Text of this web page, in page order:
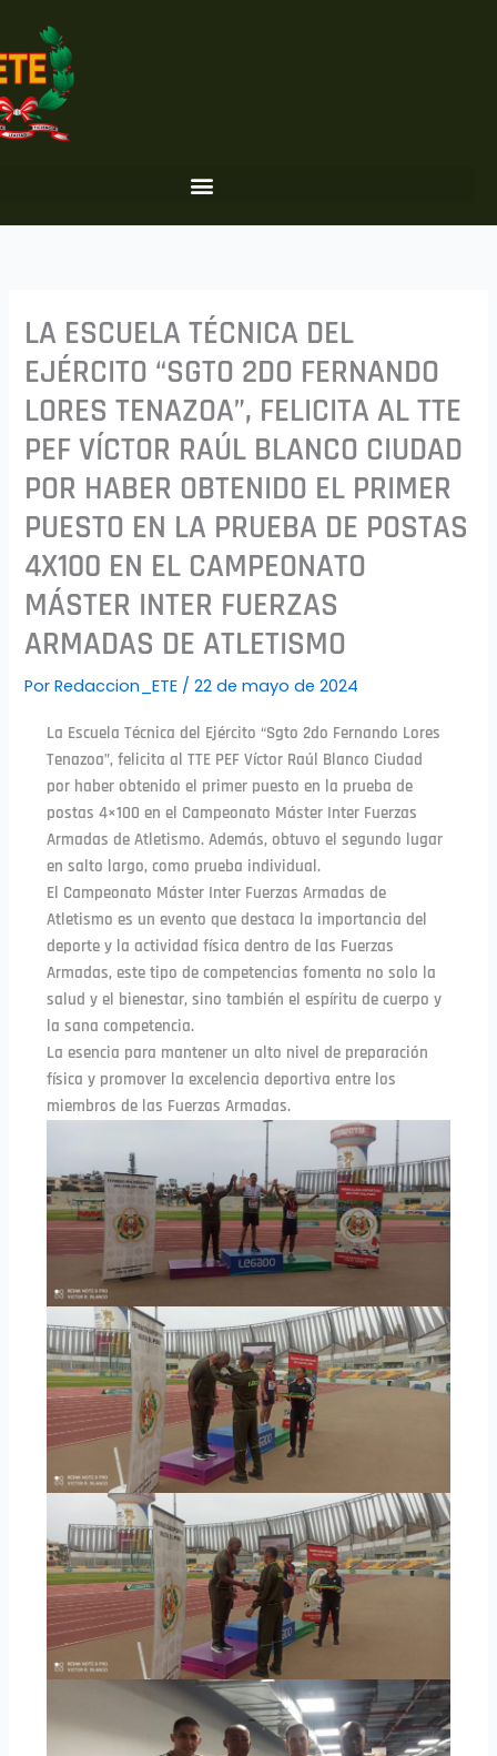
contenido
LA ESCUELA TÉCNICA DEL
EJÉRCITO “SGTO 2DO FERNANDO
LORES TENAZOA”, FELICITA AL TTE
PEF VÍCTOR RAÚL BLANCO CIUDAD
POR HABER OBTENIDO EL PRIMER
PUESTO EN LA PRUEBA DE POSTAS
4X100 EN EL CAMPEONATO
MÁSTER INTER FUERZAS
ARMADAS DE ATLETISMO
PorRedaccion_ETE /22 de mayo de 2024
La Escuela Técnica del Ejército “Sgto 2do Fernando Lores
Tenazoa”, felicita al TTE PEF Víctor Raúl Blanco Ciudad
por haber obtenido el primer puesto en la prueba de
postas 4×100 en el Campeonato Máster Inter Fuerzas
Armadas de Atletismo. Además, obtuvo el segundo lugar
en salto largo, como prueba individual.
El Campeonato Máster Inter Fuerzas Armadas de
Atletismo es un evento que destaca la importancia del
deporte y la actividad física dentro de las Fuerzas
Armadas, este tipo de competencias fomenta no solo la
salud y el bienestar, sino también el espíritu de cuerpo y
la sana competencia.
La esencia para mantener un alto nivel de preparación
física y promover la excelencia deportiva entre los
miembros de las Fuerzas Armadas.